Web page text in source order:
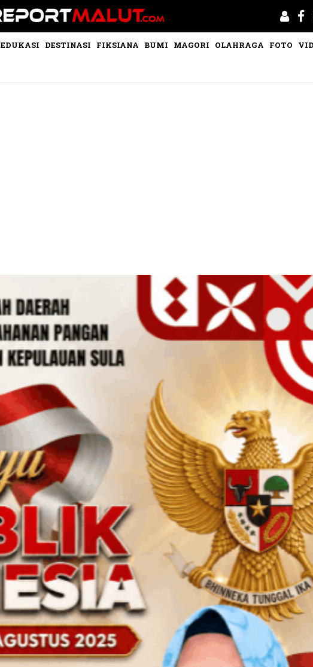
EDUKASI DESTINASI FIKSIANA BUMI MAGORI OLAHRAGA FOTO